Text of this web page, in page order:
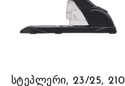
სტეპლერი, 23/25, 210